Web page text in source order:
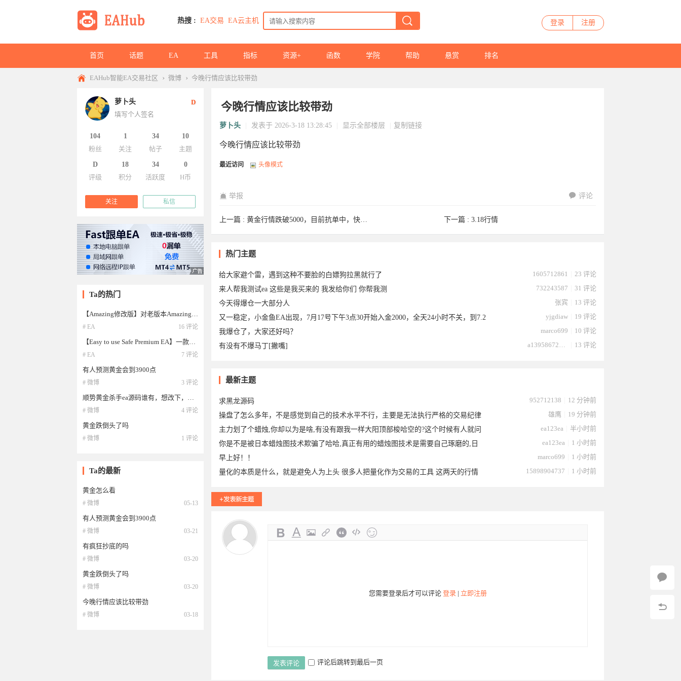
热搜 : EA交易 EA云主机 登录 注册
首页 话题 EA 工具 指标 资源+ 函数 学院 帮助 悬赏 排名
EAHub智能EA交易社区 › 微博 › 今晚行情应该比较带劲
今晚行情应该比较带劲
萝卜头 发表于 2026-3-18 13:28:45 显示全部楼层 复制链接
今晚行情应该比较带劲
最近访问 头像模式
举报 评论
上一篇 : 黄金行情跌破5000，目前抗单中，快涨回来吧，依旧是5000-5100间 ... 下一篇 : 3.18行情
热门主题
给大家避个雷，遇到这种不要脸的白嫖狗拉黑就行了 23 评论
1605712861
来人帮我测试ea 这些是我买来的 我发给你们 你帮我测
31 评论
732243587
今天得爆仓一大部分人
13 评论
张宾
又一稳定，小金鱼EA出现，7月17号下午3点30开始入金2000，全天24小时不关，到7.2
19 评论
yjgdiaw
我爆仓了，大家还好吗？
10 评论
marco699
有没有不爆马丁[撇嘴]
13 评论
a13958672232
最新主题
求黑龙源码 12 分钟前
952712138
操盘了怎么多年，不是感觉到自己的技术水平不行，主要是无法执行严格的交易纪律
19 分钟前
雄鹰
主力划了个蜡烛,你却以为是啥,有没有跟我一样大阳顶部梭哈空的?这个时候有人就问
半小时前
ea123ea
你是不是被日本蜡烛图技术欺骗了哈哈,真正有用的蜡烛图技术是需要自己琢磨的,日
1 小时前
ea123ea
早上好！！
1 小时前
marco699
量化的本质是什么，就是避免人为上头 很多人把量化作为交易的工具 这两天的行情
1 小时前
15898904737
您需要登录后才可以评论 登录| 立即注册
发表评论 评论后跳转到最后一页
萝卜头
D
填写个人签名
104
粉丝
1
关注
34
帖子
10
主题
D
评级
18
积分
34
活跃度
0
H币
关注 私信
Ta的热门
【Amazing修改版】对老版本Amazing的改造
# EA 16 评论
【Easy to use Safe Premium EA】一款不错的网格ea，风险较小的灵活网格ea
# EA 7 评论
有人预测黄金会到3900点
# 微博 3 评论
顺势黄金杀手ea源码谁有，想改下，风险较大
# 微博 4 评论
黄金跌倒头了吗
# 微博 1 评论
Ta的最新
黄金怎么看
# 微博 05-13
有人预测黄金会到3900点
# 微博 03-21
有疯狂抄底的吗
# 微博 03-20
黄金跌倒头了吗
# 微博 03-20
今晚行情应该比较带劲
# 微博 03-18